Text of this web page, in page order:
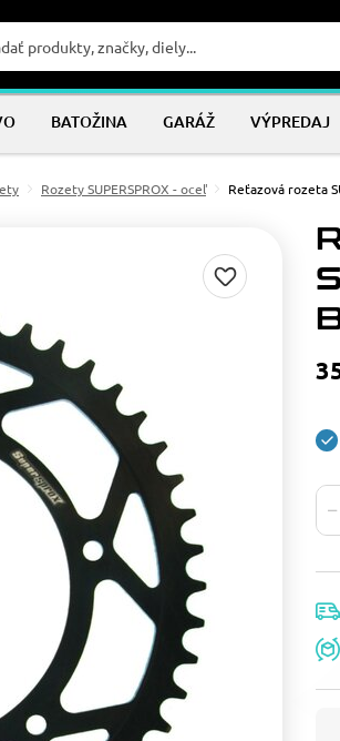
BATOŽINA GARÁŽ VÝPREDAJ
Rozety SUPERSPROX - oceľ Reťazová rozeta